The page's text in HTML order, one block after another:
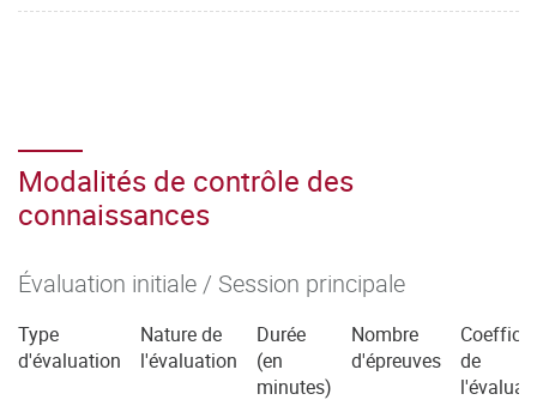
Modalités de contrôle des
connaissances
Évaluation initiale / Session principale
Type
d'évaluation
Nature de
l'évaluation
Durée
(en
minutes)
Nombre
d'épreuves
de